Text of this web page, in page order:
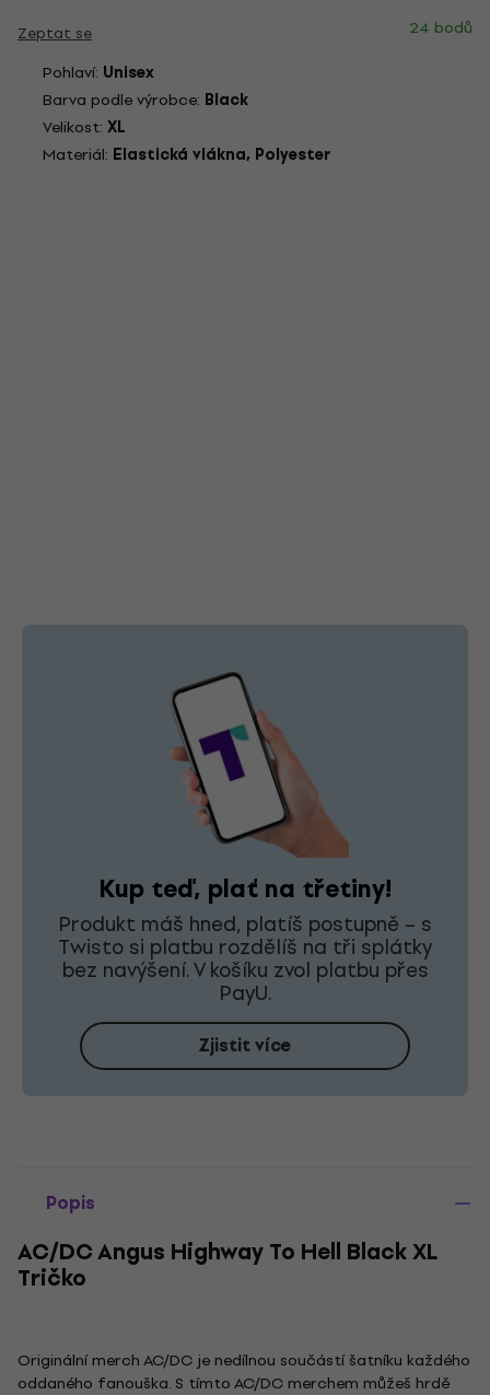
Zeptat se
24 bodů
Pohlaví: Unisex
Barva podle výrobce: Black
Velikost: XL
Materiál: Elastická vlákna, Polyester
Kup teď, plať na třetiny!
Produkt máš hned, platíš postupně – s
Twisto si platbu rozdělíš na tři splátky
bez navýšení. V košíku zvol platbu přes
PayU.
Zjistit více
Popis
AC/DC Angus Highway To Hell Black XL
Tričko
Originální merch AC/DC je nedílnou součástí šatníku každého
oddaného fanouška. S tímto AC/DC merchem můžeš hrdě